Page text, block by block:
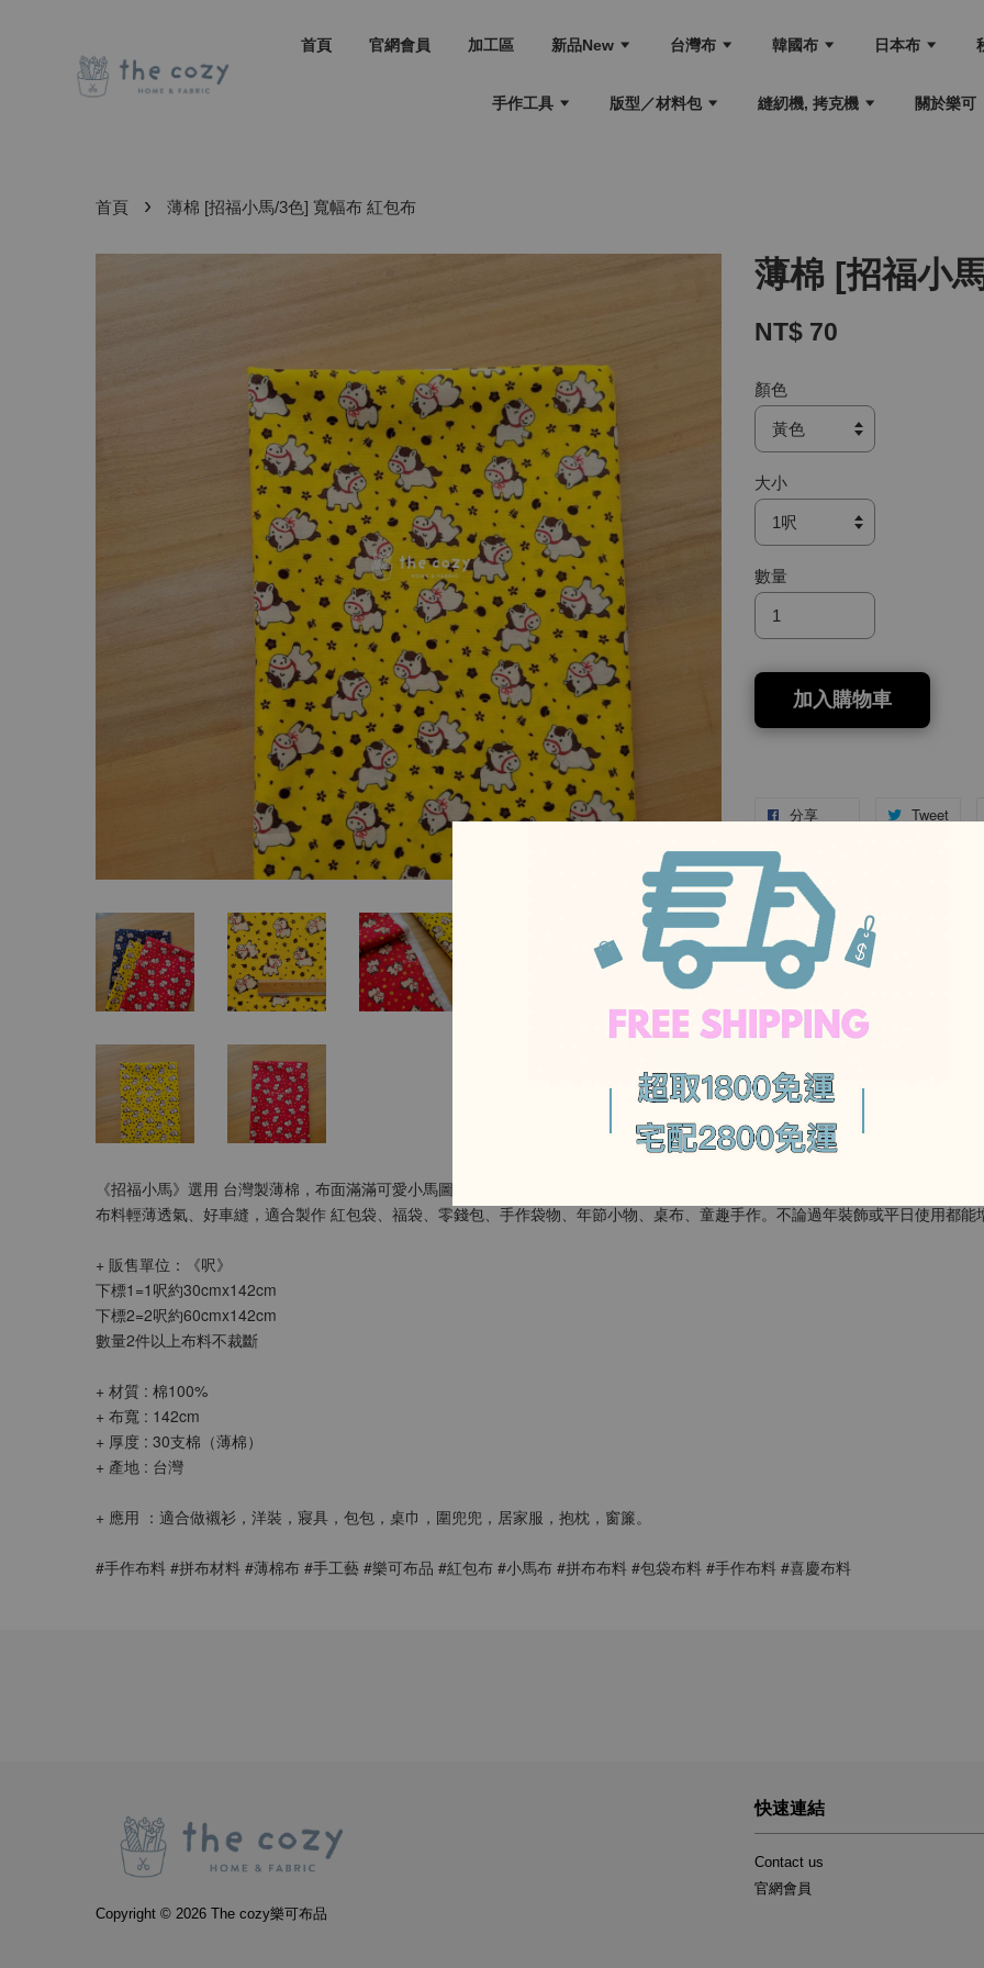
-
-
首頁 官網會員 加工區 新品New 台灣布 韓國布 日本布
手作工具 版型／材料包 縫紉機, 拷克機 關於樂可
首頁 › 薄棉 [招福小馬/3色] 寬幅布 紅包布
薄棉 [招福小
NT$ 70
顏色
大小
數量
加入購物車
分享 Tweet
《招福小馬》選用 台灣製薄棉，布面滿滿可愛小馬圖案，搭配吉祥花紋，寓意平安順利、好運連連。
布料輕薄透氣、好車縫，適合製作 紅包袋、福袋、零錢包、手作袋物、年節小物、桌布、童趣手作。不論過年裝飾或平日使用都能
+ 販售單位：《呎》
下標1=1呎約30cmx142cm
下標2=2呎約60cmx142cm
數量2件以上布料不裁斷
+ 材質 : 棉100%
+ 布寬 : 142cm
+ 厚度 : 30支棉（薄棉）
+ 產地 : 台灣
+ 應用 ：適合做襯衫，洋裝，寢具，包包，桌巾，圍兜兜，居家服，抱枕，窗簾。
#手作布料 #拼布材料 #薄棉布 #手工藝 #樂可布品 #紅包布 #小馬布 #拼布布料 #包袋布料 #手作布料 #喜慶布料
Copyright © 2026 The cozy樂可布品
快速連結
Contact us
官網會員